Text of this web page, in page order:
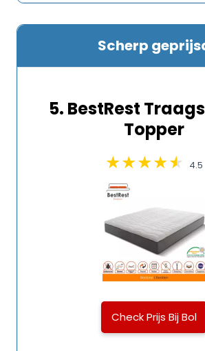
Scherp
5. BestRest
Topper
4.5
Check Prijs Bij Bol